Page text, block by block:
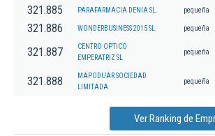
321.885 PARAFARMACIA DENIA SL. pequeña
321.886 WONDERBUSINESS 2015 SL. pequeña
321.887
CENTRO OPTICO
EMPERATRIZ SL
pequeña
321.888
MAPODUAR SOCIEDAD
LIMITADA
pequeña
Ver Ranking de